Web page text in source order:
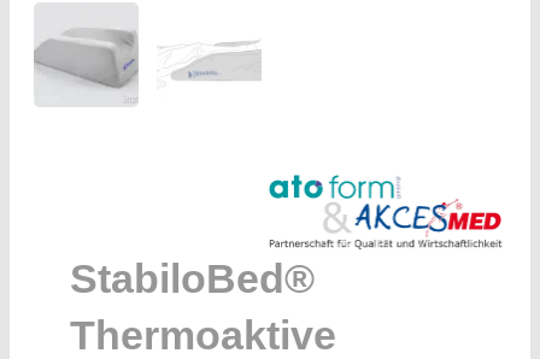
StabiloBed®
Thermoaktive